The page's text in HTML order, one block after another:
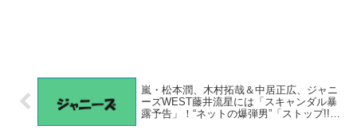
嵐・松本潤、木村拓哉＆中居正広、ジャニ
ーズWEST藤井流星には「スキャンダル暴
露予告」！“ネットの爆弾男”「ストップ!!」